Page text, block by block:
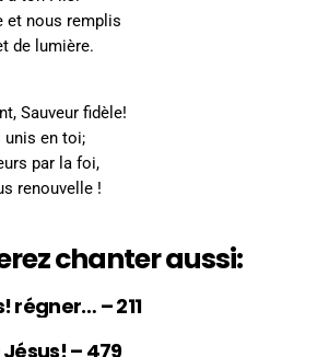
et nous remplis
de lumière.
Sauveur fidèle!
unis en toi;
par la foi,
renouvelle !
chanter aussi:
régner… – 211
– 479